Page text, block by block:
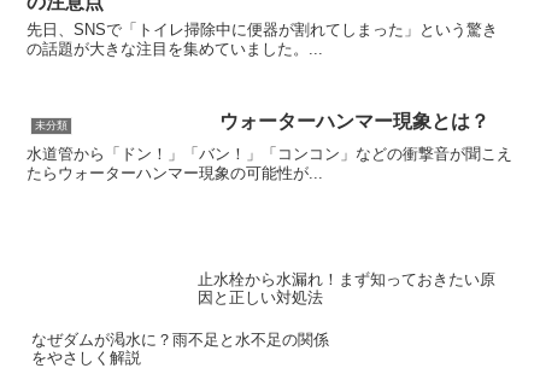
先日、SNSで「トイレ掃除中に便器が割れてしまった」という驚き
の話題が大きな注目を集めていました。...
未分類 ウォーターハンマー現象とは？
水道管から「ドン！」「バン！」「コンコン」などの衝撃音が聞こえ
たらウォーターハンマー現象の可能性が...
止水栓から水漏れ！まず知っておきたい原
因と正しい対処法
なぜダムが渇水に？雨不足と水不足の関係
をやさしく解説